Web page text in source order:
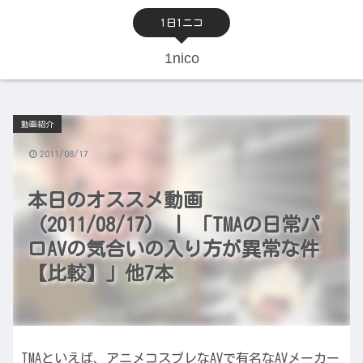
1日1ニコ
1nico
本日のオススメ動画
（2011/08/17） | 「TMAの日常パ
ロAVの気合いの入り方が異常な件
【比較】」他7本
動画紹介
2011/08/17
TMAといえば、アニメコスプレなAVで有名なAVメーカー